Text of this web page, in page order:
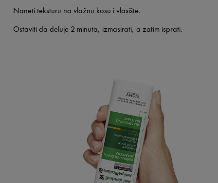
Naneti teksturu na vlažnu kosu i vlasište.
Ostaviti da deluje 2 minuta, izmasirati, a zatim isprati.